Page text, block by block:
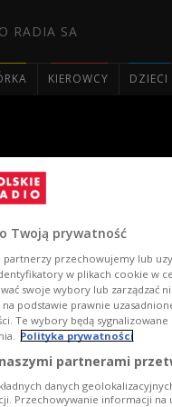
RADIA SA
KIEROWCY DZIECI
Twoją prywatność
partnerzy przechowujemy lub
w plikach cookie w
swoje wybory lub zarządzać
na podstawie prawnie
Te wybory będą
Polityka prywatności
partnerami
danych
Przechowywanie informacji